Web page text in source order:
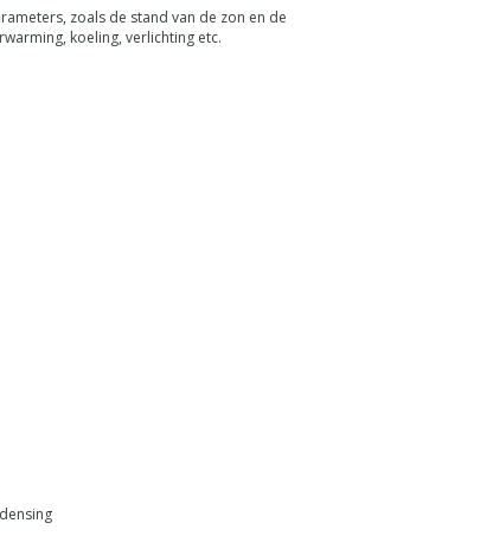
zoals de stand van de zon en de
koeling, verlichting etc.